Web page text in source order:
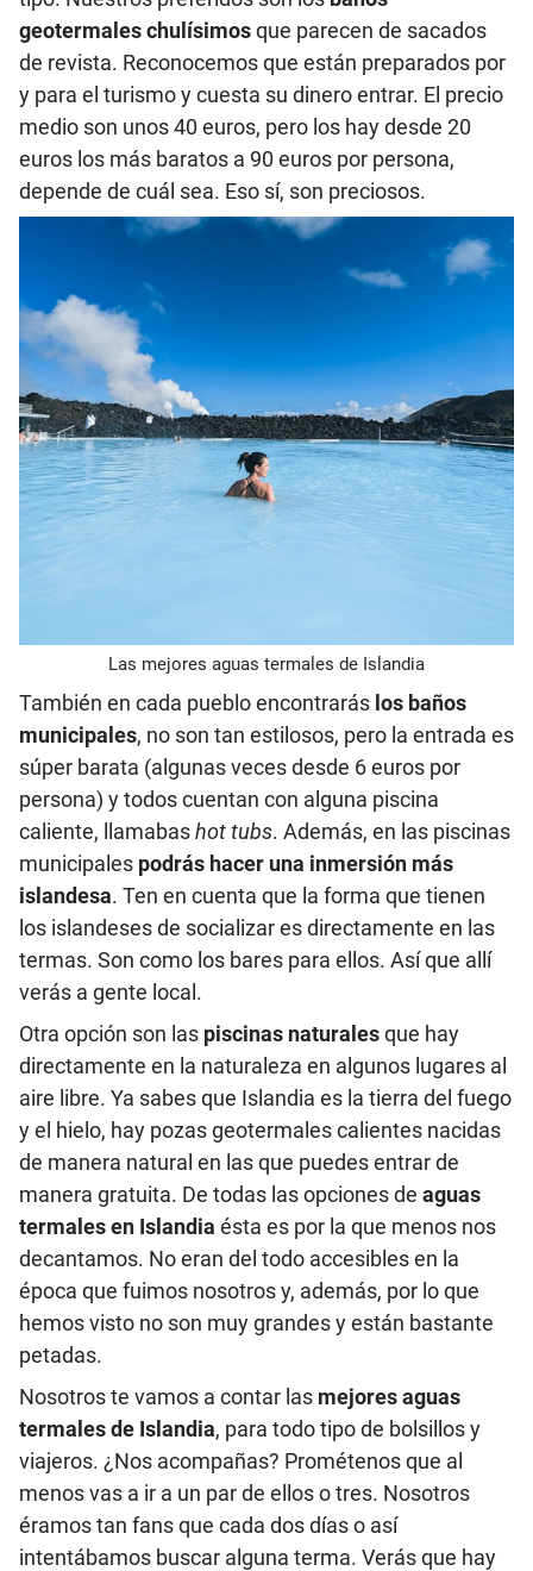
geotermales chulísimosque parecen de sacados
de revista. Reconocemos que están preparados por
y para el turismo y cuesta su dinero entrar. El precio
medio son unos 40 euros, pero los hay desde 20
euros los más baratos a 90 euros por persona,
depende de cuál sea. Eso sí, son preciosos.
Las mejores aguas termales de Islandia
También en cada pueblo encontrarás los baños
municipales, no son tan estilosos, pero la entrada es
súper barata (algunas veces desde 6 euros por
persona) y todos cuentan con alguna piscina
caliente, llamabashot tubs. Además, en las piscinas
municipales podrás hacer una inmersión más
islandesa. Ten en cuenta que la forma que tienen
los islandeses de socializar es directamente en las
termas. Son como los bares para ellos. Así que allí
verás a gente local.
Otra opción son las piscinas naturalesque hay
directamente en la naturaleza en algunos lugares al
aire libre. Ya sabes que Islandia es la tierra del fuego
y el hielo, hay pozas geotermales calientes nacidas
de manera natural en las que puedes entrar de
manera gratuita. De todas las opciones de aguas
termales en Islandia ésta es por la que menos nos
decantamos. No eran del todo accesibles en la
época que fuimos nosotros y, además, por lo que
hemos visto no son muy grandes y están bastante
petadas.
Nosotros te vamos a contar las mejores aguas
termales de Islandia, para todo tipo de bolsillos y
viajeros. ¿Nos acompañas? Prométenos que al
menos vas a ir a un par de ellos o tres. Nosotros
éramos tan fans que cada dos días o así
intentábamos buscar alguna terma. Verás que hay